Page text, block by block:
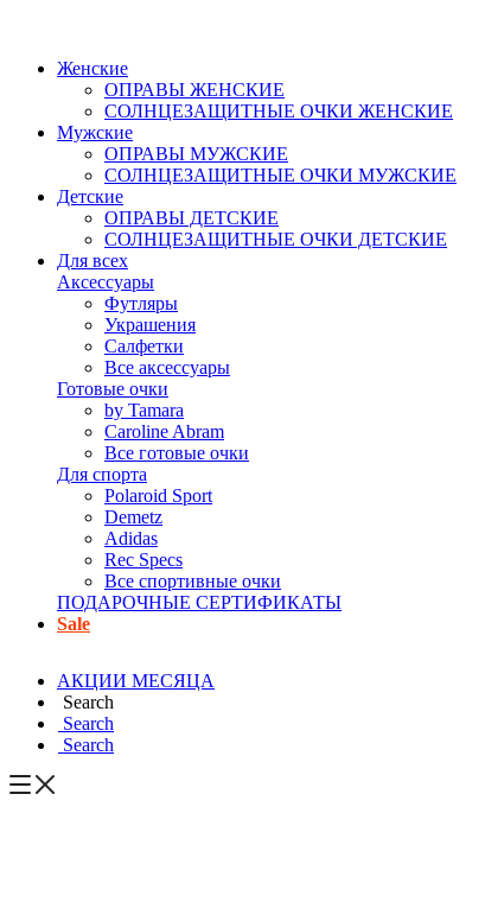
Женские
ОПРАВЫ ЖЕНСКИЕ
СОЛНЦЕЗАЩИТНЫЕ ОЧКИ ЖЕНСКИЕ
Мужские
ОПРАВЫ МУЖСКИЕ
СОЛНЦЕЗАЩИТНЫЕ ОЧКИ МУЖСКИЕ
Детские
ОПРАВЫ ДЕТСКИЕ
СОЛНЦЕЗАЩИТНЫЕ ОЧКИ ДЕТСКИЕ
Для всех
Аксессуары
Футляры
Украшения
Салфетки
Все аксессуары
Готовые очки
by Tamara
Caroline Abram
Все готовые очки
Для спорта
Polaroid Sport
Demetz
Adidas
Rec Specs
Все спортивные очки
ПОДАРОЧНЫЕ СЕРТИФИКАТЫ
Sale
АКЦИИ МЕСЯЦА
Search
Search
Search